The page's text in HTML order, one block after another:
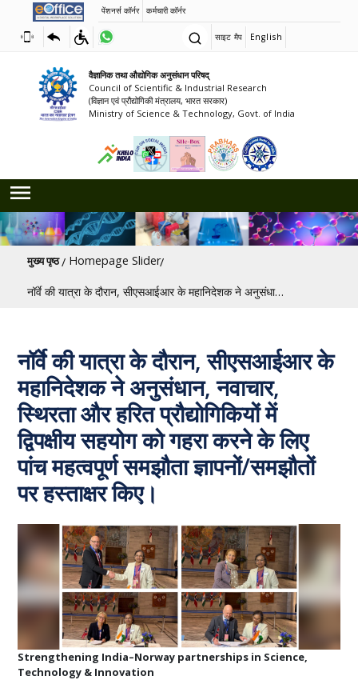
पेंशनर्स कॉर्नर कर्मचारी कॉर्नर
साइट मैप English
वैज्ञानिक तथा औद्योगिक अनुसंधान परिषद्
Council of Scientific & Industrial Research
(विज्ञान एवं प्रौद्योगिकी मंत्रालय, भारत सरकार)
Ministry of Science & Technology, Govt. of India
पग चिन्ह
मुख्य पृष्ठ Homepage Slider
नॉर्वे की यात्रा के दौरान, सीएसआईआर के महानिदेशक ने अनुसंधान, नवाचार, स्थिरता और हरित प्रौद्योगिकियों में द्विपक्षीय सहयोग को गहरा करने के लिए पांच महत्वपूर्ण समझौता ज्ञापनों/समझौतों पर हस्ताक्षर किए।
नॉर्वे की यात्रा के दौरान, सीएसआईआर के
महानिदेशक ने अनुसंधान, नवाचार,
स्थिरता और हरित प्रौद्योगिकियों में
द्विपक्षीय सहयोग को गहरा करने के लिए
पांच महत्वपूर्ण समझौता ज्ञापनों/समझौतों
पर हस्ताक्षर किए।
Strengthening India–Norway partnerships in Science,
Technology & Innovation